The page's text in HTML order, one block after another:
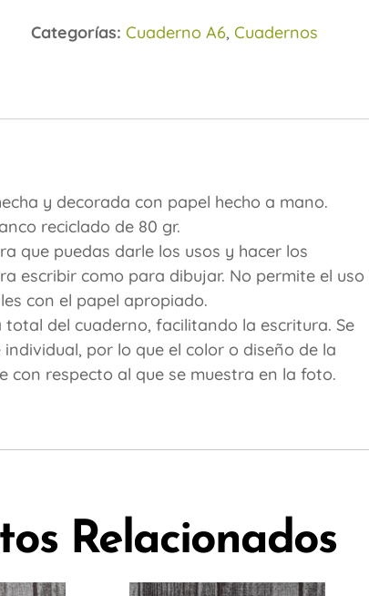
Categorías: Cuaderno A6, Cuadernos
y decorada con papel hecho a mano.
reciclado de 80 gr.
que puedas darle los usos y hacer los
escribir como para dibujar. No permite el uso
con el papel apropiado.
del cuaderno, facilitando la escritura. Se
por lo que el color o diseño de la
respecto al que se muestra en la foto.
Relacionados